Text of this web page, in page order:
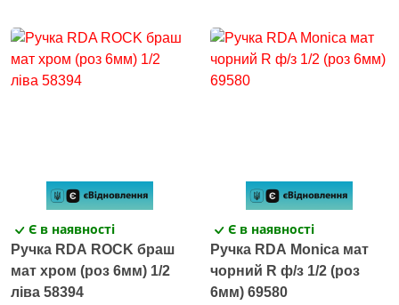
Є в наявності
Ручка RDA ROCK браш
мат хром (роз 6мм) 1/2
ліва 58394
Є в наявності
Ручка RDA Monica мат
чорний R ф/з 1/2 (роз
6мм) 69580